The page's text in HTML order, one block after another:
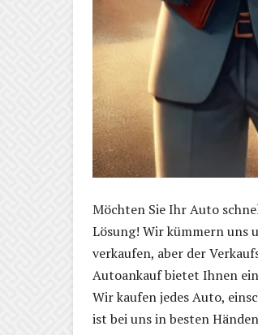
Möchten Sie Ihr Auto
Lösung! Wir kümmern uns
verkaufen, aber der
Autoankauf bietet Ihnen
Wir kaufen jedes Auto,
ist bei uns in besten